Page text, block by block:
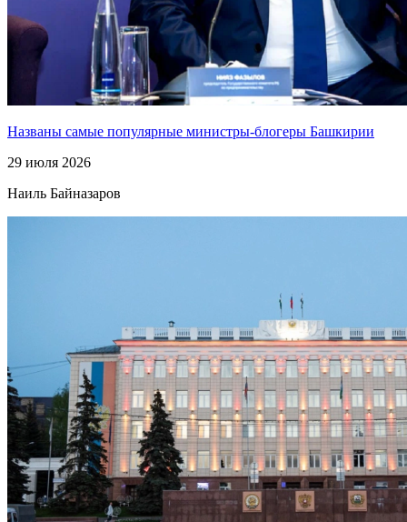
Названы самые популярные министры-блогеры Башкирии
29 июля 2026
Наиль Байназаров